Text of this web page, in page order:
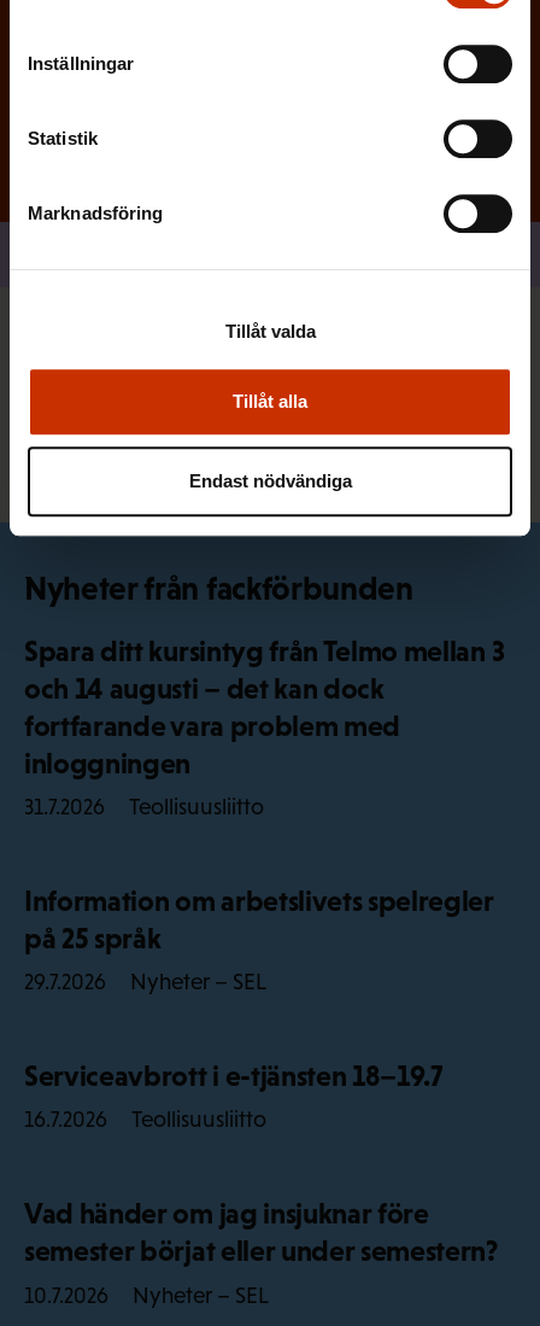
Inställningar
Statistik
Marknadsföring
Tillåt alla
Tillåt valda
Endast nödvändiga
Prenumerera
Alla nyheter
Nyheter från fackförbunden
Spara ditt kursintyg från Telmo mellan 3
och 14 augusti – det kan dock
fortfarande vara problem med
inloggningen
31.7.2026 Teollisuusliitto
Information om arbetslivets spelregler
på 25 språk
29.7.2026 Nyheter – SEL
Serviceavbrott i e-tjänsten 18–19.7
16.7.2026 Teollisuusliitto
Vad händer om jag insjuknar före
semester börjat eller under semestern?
10.7.2026 Nyheter – SEL